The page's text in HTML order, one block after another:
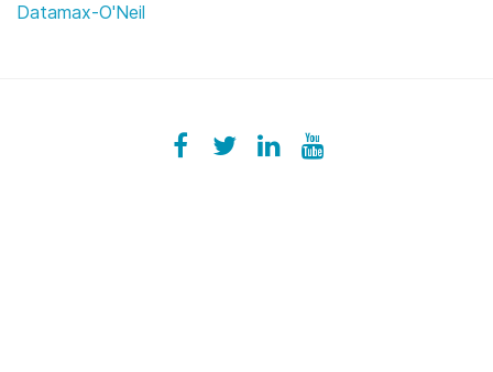
Datamax-O'Neil
Facebook
ezeeplive
Twitter
ezeepLinkedIn
ezeepYouTube